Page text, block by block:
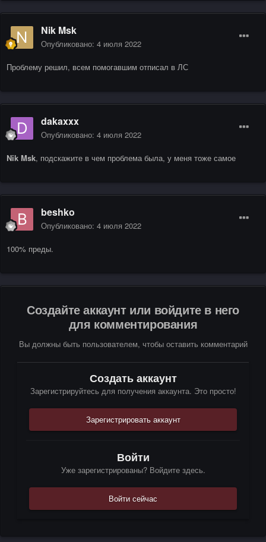
Nik Msk
Опубликовано: 4 июля 2022
Проблему решил, всем помогавшим отписал в ЛС
dakaxxx
Опубликовано: 4 июля 2022
Nik Msk, подскажите в чем проблема была, у меня тоже самое
beshko
Опубликовано: 4 июля 2022
100% преды.
Создайте аккаунт или войдите в него
для комментирования
Вы должны быть пользователем, чтобы оставить комментарий
Создать аккаунт
Зарегистрируйтесь для получения аккаунта. Это просто!
Зарегистрировать аккаунт
Войти
Уже зарегистрированы? Войдите здесь.
Войти сейчас